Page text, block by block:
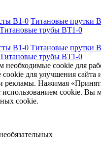
В1-0 Титановые прутки
Титановые трубы ВТ1-0
В1-0 Титановые прутки
Титановые трубы ВТ1-0
необходимые cookie для
cookie для улучшения сайта
рекламы. Нажимая
использованием cookie. Вы
cookie.